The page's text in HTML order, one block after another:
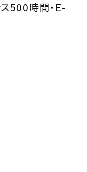
500時間・E-